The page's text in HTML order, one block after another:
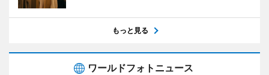
もっと見る
ワールドフォトニュース